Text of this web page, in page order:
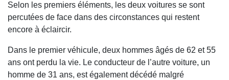
Selon les premiers éléments, les deux voitures se sont
percutées de face dans des circonstances qui restent
encore à éclaircir.
Dans le premier véhicule, deux hommes âgés de 62 et 55
ans ont perdu la vie. Le conducteur de l’autre voiture, un
homme de 31 ans, est également décédé malgré